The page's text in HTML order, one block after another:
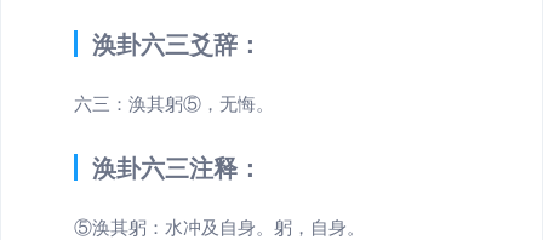
涣卦六三爻辞：
六三：涣其躬⑤，无悔。
涣卦六三注释：
⑤涣其躬：水冲及自身。躬，自身。